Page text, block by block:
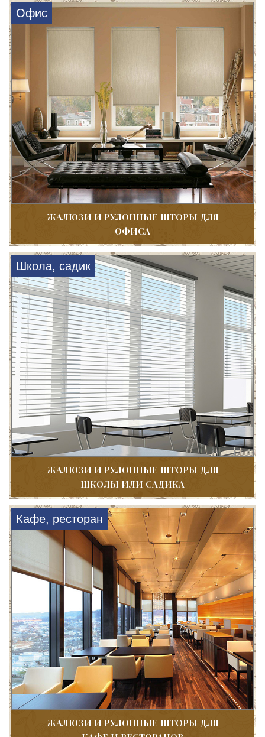
Офис
ЖАЛЮЗИ И РУЛОННЫЕ ШТОРЫ ДЛЯ
ОФИСА
Школа, садик
ЖАЛЮЗИ И РУЛОННЫЕ ШТОРЫ ДЛЯ
ШКОЛЫ ИЛИ САДИКА
Кафе, ресторан
ЖАЛЮЗИ И РУЛОННЫЕ ШТОРЫ ДЛЯ